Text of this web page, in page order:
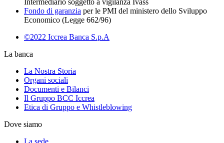
Intermediario soggetto a vigilanza Ivass
Fondo di garanzia per le PMI del ministero dello Sviluppo
Economico (Legge 662/96)
©2022 Iccrea Banca S.p.A
La banca
La Nostra Storia
Organi sociali
Documenti e Bilanci
Il Gruppo BCC Iccrea
Etica di Gruppo e Whistleblowing
Dove siamo
La sede